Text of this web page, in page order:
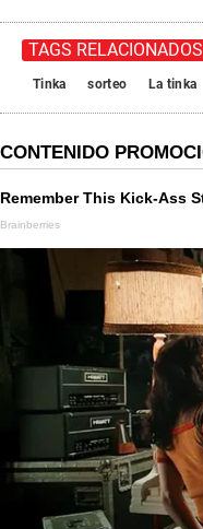
TAGS RELACIONADOS
Tinka sorteo La tinka